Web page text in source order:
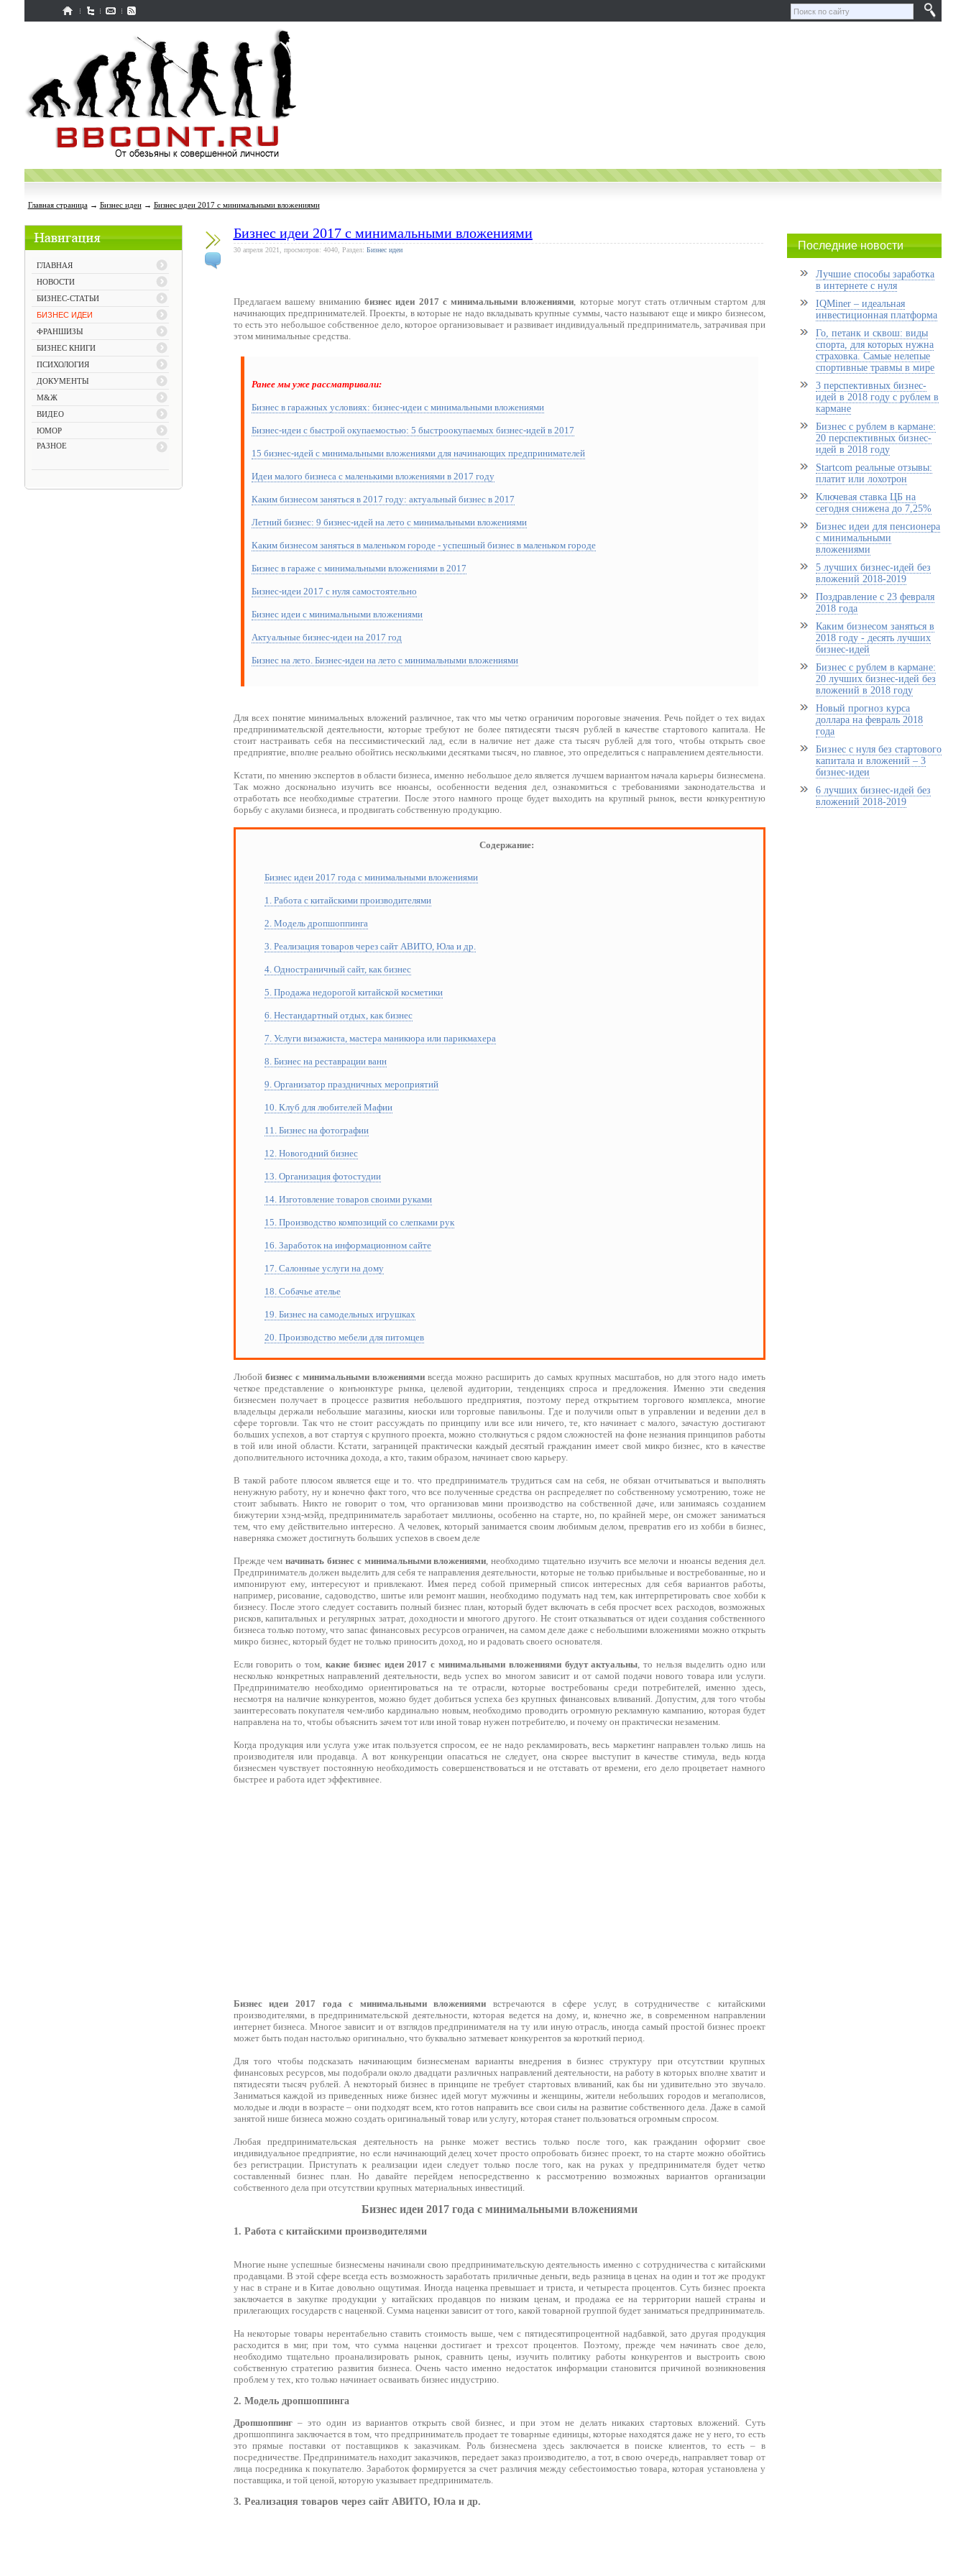
Главная страница→ Бизнес идеи→ Бизнес идеи 2017 с минимальными вложениями
ГЛАВНАЯ
НОВОСТИ
БИЗНЕС-СТАТЬИ
БИЗНЕС ИДЕИ
ФРАНШИЗЫ
БИЗНЕС КНИГИ
ПСИХОЛОГИЯ
ДОКУМЕНТЫ
М&Ж
ВИДЕО
ЮМОР
РАЗНОЕ
Бизнес идеи 2017 с минимальными вложениями
30 апреля 2021, просмотров: 4040, Раздел: Бизнес идеи
Предлагаем вашему вниманиюбизнес идеи 2017 с минимальными вложениями, которые могут стать отличным стартом для
начинающих предпринимателей. Проекты, в которые не надо вкладывать крупные суммы, часто называют еще и микро бизнесом,
то есть это небольшое собственное дело, которое организовывает и развивает индивидуальный предприниматель, затрачивая при
этом минимальные средства.
Ранее мы уже рассматривали:
Бизнес в гаражных условиях: бизнес-идеи с минимальными вложениями
Бизнес-идеи с быстрой окупаемостью: 5 быстроокупаемых бизнес-идей в 2017
15 бизнес-идей с минимальными вложениями для начинающих предпринимателей
Идеи малого бизнеса с маленькими вложениями в 2017 году
Каким бизнесом заняться в 2017 году: актуальный бизнес в 2017
Летний бизнес: 9 бизнес-идей на лето с минимальными вложениями
Каким бизнесом заняться в маленьком городе - успешный бизнес в маленьком городе
Бизнес в гараже с минимальными вложениями в 2017
Бизнес-идеи 2017 с нуля самостоятельно
Бизнес идеи с минимальными вложениями
Актуальные бизнес-идеи на 2017 год
Бизнес на лето. Бизнес-идеи на лето с минимальными вложениями
Для всех понятие минимальных вложений различное, так что мы четко ограничим пороговые значения. Речь пойдет о тех видах
предпринимательской деятельности, которые требуют не более пятидесяти тысяч рублей в качестве стартового капитала. Не
стоит настраивать себя на пессимистический лад, если в наличие нет даже ста тысяч рублей для того, чтобы открыть свое
предприятие, вполне реально обойтись несколькими десятками тысяч, но главное, это определиться с направлением деятельности.
Кстати, по мнению экспертов в области бизнеса, именно небольшое дело является лучшем вариантом начала карьеры бизнесмена.
Так можно досконально изучить все нюансы, особенности ведения дел, ознакомиться с требованиями законодательства и
отработать все необходимые стратегии. После этого намного проще будет выходить на крупный рынок, вести конкурентную
борьбу с акулами бизнеса, и продвигать собственную продукцию.
Содержание:
Бизнес идеи 2017 года с минимальными вложениями
1. Работа с китайскими производителями
2. Модель дропшоппинга
3. Реализация товаров через сайт АВИТО, Юла и др.
4. Одностраничный сайт, как бизнес
5. Продажа недорогой китайской косметики
6. Нестандартный отдых, как бизнес
7. Услуги визажиста, мастера маникюра или парикмахера
8. Бизнес на реставрации ванн
9. Организатор праздничных мероприятий
10. Клуб для любителей Мафии
11. Бизнес на фотографии
12. Новогодний бизнес
13. Организация фотостудии
14. Изготовление товаров своими руками
15. Производство композиций со слепками рук
16. Заработок на информационном сайте
17. Салонные услуги на дому
18. Собачье ателье
19. Бизнес на самодельных игрушках
20. Производство мебели для питомцев
Любой бизнес с минимальными вложениями всегда можно расширить до самых крупных масштабов, но для этого надо иметь
четкое представление о конъюнктуре рынка, целевой аудитории, тенденциях спроса и предложения. Именно эти сведения
бизнесмен получает в процессе развития небольшого предприятия, поэтому перед открытием торгового комплекса, многие
владельцы держали небольшие магазины, киоски или торговые павильоны. Где и получили опыт в управлении и ведении дел в
сфере торговли. Так что не стоит рассуждать по принципу или все или ничего, те, кто начинает с малого, зачастую достигают
больших успехов, а вот стартуя с крупного проекта, можно столкнуться с рядом сложностей на фоне незнания принципов работы
в той или иной области. Кстати, заграницей практически каждый десятый гражданин имеет свой микро бизнес, кто в качестве
дополнительного источника дохода, а кто, таким образом, начинает свою карьеру.
В такой работе плюсом является еще и то. что предприниматель трудиться сам на себя, не обязан отчитываться и выполнять
ненужную работу, ну и конечно факт того, что все полученные средства он распределяет по собственному усмотрению, тоже не
стоит забывать. Никто не говорит о том, что организовав мини производство на собственной даче, или занимаясь созданием
бижутерии хэнд-мэйд, предприниматель заработает миллионы, особенно на старте, но, по крайней мере, он сможет заниматься
тем, что ему действительно интересно. А человек, который занимается своим любимым делом, превратив его из хобби в бизнес,
наверняка сможет достигнуть больших успехов в своем деле
Прежде чемначинать бизнес с минимальными вложениями , необходимо тщательно изучить все мелочи и нюансы ведения дел.
Предприниматель должен выделить для себя те направления деятельности, которые не только прибыльные и востребованные, но и
импонируют ему, интересуют и привлекают. Имея перед собой примерный список интересных для себя вариантов работы,
например, рисование, садоводство, шитье или ремонт машин, необходимо подумать над тем, как интерпретировать свое хобби к
бизнесу. После этого следует составить полный бизнес план, который будет включать в себя просчет всех расходов, возможных
рисков, капитальных и регулярных затрат, доходности и многого другого. Не стоит отказываться от идеи создания собственного
бизнеса только потому, что запас финансовых ресурсов ограничен, на самом деле даже с небольшими вложениями можно открыть
микро бизнес, который будет не только приносить доход, но и радовать своего основателя.
Если говорить о том, какие бизнес идеи 2017 с минимальными вложениями будут актуальны , то нельзя выделить одно или
несколько конкретных направлений деятельности, ведь успех во многом зависит и от самой подачи нового товара или услуги.
Предпринимателю необходимо ориентироваться на те отрасли, которые востребованы среди потребителей, именно здесь,
несмотря на наличие конкурентов, можно будет добиться успеха без крупных финансовых вливаний. Допустим, для того чтобы
заинтересовать покупателя чем-либо кардинально новым, необходимо проводить огромную рекламную кампанию, которая будет
направлена на то, чтобы объяснить зачем тот или иной товар нужен потребителю, и почему он практически незаменим.
Когда продукция или услуга уже итак пользуется спросом, ее не надо рекламировать, весь маркетинг направлен только лишь на
производителя или продавца. А вот конкуренции опасаться не следует, она скорее выступит в качестве стимула, ведь когда
бизнесмен чувствует постоянную необходимость совершенствоваться и не отставать от времени, его дело процветает намного
быстрее и работа идет эффективнее.
Бизнес идеи 2017 года с минимальными вложениями встречаются в сфере услуг, в сотрудничестве с китайскими
производителями, в предпринимательской деятельности, которая ведется на дому, и, конечно же, в современном направлении
интернет бизнеса. Многое зависит и от взглядов предпринимателя на ту или иную отрасль, иногда самый простой бизнес проект
может быть подан настолько оригинально, что буквально затмевает конкурентов за короткий период.
Для того чтобы подсказать начинающим бизнесменам варианты внедрения в бизнес структуру при отсутствии крупных
финансовых ресурсов, мы подобрали около двадцати различных направлений деятельности, на работу в которых вполне хватит и
пятидесяти тысяч рублей. А некоторый бизнес в принципе не требует стартовых вливаний, как бы ни удивительно это звучало.
Заниматься каждой из приведенных ниже бизнес идей могут мужчины и женщины, жители небольших городов и мегаполисов,
молодые и люди в возрасте – они подходят всем, кто готов направить все свои силы на развитие собственного дела. Даже в самой
занятой нише бизнеса можно создать оригинальный товар или услугу, которая станет пользоваться огромным спросом.
Любая предпринимательская деятельность на рынке может вестись только после того, как гражданин оформит свое
индивидуальное предприятие, но если начинающий делец хочет просто опробовать бизнес проект, то на старте можно обойтись
без регистрации. Приступать к реализации идеи следует только после того, как на руках у предпринимателя будет четко
составленный бизнес план. Но давайте перейдем непосредственно к рассмотрению возможных вариантов организации
собственного дела при отсутствии крупных материальных инвестиций.
Бизнес идеи 2017 года с минимальными вложениями
1. Работа с китайскими производителями
Многие ныне успешные бизнесмены начинали свою предпринимательскую деятельность именно с сотрудничества с китайскими
продавцами. В этой сфере всегда есть возможность заработать приличные деньги, ведь разница в ценах на один и тот же продукт
у нас в стране и в Китае довольно ощутимая. Иногда наценка превышает и триста, и четыреста процентов. Суть бизнес проекта
заключается в закупке продукции у китайских продавцов по низким ценам, и продажа ее на территории нашей страны и
прилегающих государств с наценкой. Сумма наценки зависит от того, какой товарной группой будет заниматься предприниматель.
На некоторые товары нерентабельно ставить стоимость выше, чем с пятидесятипроцентной надбавкой, зато другая продукция
расходится в миг, при том, что сумма наценки достигает и трехсот процентов. Поэтому, прежде чем начинать свое дело,
необходимо тщательно проанализировать рынок, сравнить цены, изучить политику работы конкурентов и выстроить свою
собственную стратегию развития бизнеса. Очень часто именно недостаток информации становится причиной возникновения
проблем у тех, кто только начинает осваивать бизнес индустрию.
2. Модель дропшоппинга
Дропшоппинг– это один из вариантов открыть свой бизнес, и при этом не делать никаких стартовых вложений. Суть
дропшоппинга заключается в том, что предприниматель продает те товарные единицы, которые находятся даже не у него, то есть
это прямые поставки от поставщиков к заказчикам. Роль бизнесмена здесь заключается в поиске клиентов, то есть – в
посредничестве. Предприниматель находит заказчиков, передает заказ производителю, а тот, в свою очередь, направляет товар от
лица посредника к покупателю. Заработок формируется за счет различия между себестоимостью товара, которая установлена у
поставщика, и той ценой, которую указывает предприниматель.
3. Реализация товаров через сайт АВИТО, Юла и др.
Последние новости
Лучшие способы заработка
в интернете с нуля
IQMiner – идеальная
инвестиционная платформа
Го, петанк и сквош: виды
спорта, для которых нужна
страховка. Самые нелепые
спортивные травмы в мире
3 перспективных бизнес-
идей в 2018 году с рублем в
кармане
Бизнес с рублем в кармане:
20 перспективных бизнес-
идей в 2018 году
Startcom реальные отзывы:
платит или лохотрон
Ключевая ставка ЦБ на
сегодня снижена до 7,25%
Бизнес идеи для пенсионера
с минимальными
вложениями
5 лучших бизнес-идей без
вложений 2018-2019
Поздравление с 23 февраля
2018 года
Каким бизнесом заняться в
2018 году - десять лучших
бизнес-идей
Бизнес с рублем в кармане:
20 лучших бизнес-идей без
вложений в 2018 году
Новый прогноз курса
доллара на февраль 2018
года
Бизнес с нуля без стартового
капитала и вложений – 3
бизнес-идеи
6 лучших бизнес-идей без
вложений 2018-2019